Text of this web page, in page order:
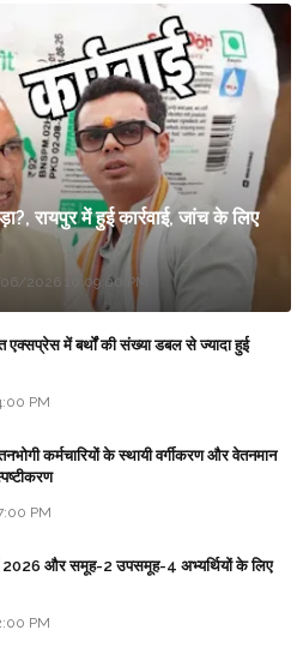
रायपुर में हुई कार्रवाई, जांच के लिए
2026 10:09:00 PM
एक्सप्रेस में बर्थों की संख्या डबल से ज्यादा हुई
PM
कर्मचारियों के स्थायी वर्गीकरण और वेतनमान
PM
2026 और समूह-2 उपसमूह-4 अभ्यर्थियों के लिए
PM